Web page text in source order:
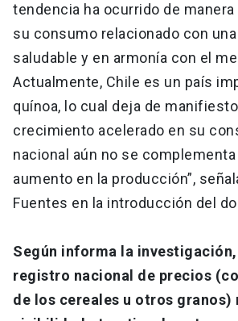
tendencia ha ocurrido de
su consumo relacionado con
saludable y en armonía con el
Actualmente, Chile es un país
quínoa, lo cual deja de manifiesto
crecimiento acelerado en su
nacional aún no se
aumento en la producción”,
Fuentes en la introducción del
Según informa la
registro nacional de precios
de los cereales u otros granos)